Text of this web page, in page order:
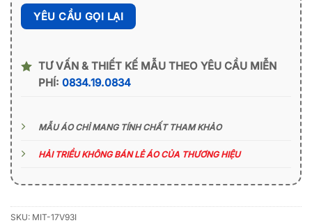
TƯ VẤN & THIẾT KẾ MẪU THEO YÊU CẦU MIỄN
PHÍ: 0834.19.0834
MẪU ÁO CHỈ MANG TÍNH CHẤT THAM KHẢO
HẢI TRIỀU KHÔNG BÁN LẺ ÁO CỦA THƯƠNG HIỆU
SKU: MIT-17V93I